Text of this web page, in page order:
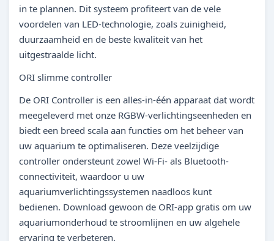
in te plannen. Dit systeem profiteert van de vele
voordelen van LED-technologie, zoals zuinigheid,
duurzaamheid en de beste kwaliteit van het
uitgestraalde licht.
ORI slimme controller
De ORI Controller is een alles-in-één apparaat dat wordt
meegeleverd met onze RGBW-verlichtingseenheden en
biedt een breed scala aan functies om het beheer van
uw aquarium te optimaliseren. Deze veelzijdige
controller ondersteunt zowel Wi-Fi- als Bluetooth-
connectiviteit, waardoor u uw
aquariumverlichtingssystemen naadloos kunt
bedienen. Download gewoon de ORI-app gratis om uw
aquariumonderhoud te stroomlijnen en uw algehele
ervaring te verbeteren.